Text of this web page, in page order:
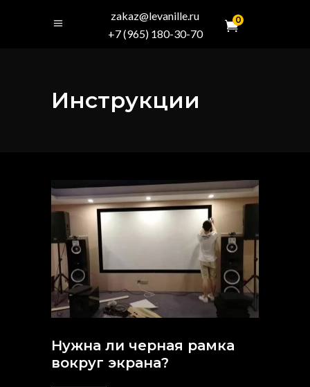
zakaz@levanille.ru
+7 (965) 180-30-70
0
Инструкции
Нужна ли черная рамка
вокруг экрана?